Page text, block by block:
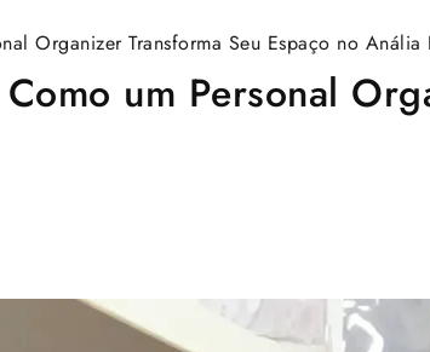
Organizer Transforma Seu Espaço no Anália
um Personal